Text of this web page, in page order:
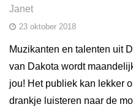
Janet
23 oktober 2018
Muzikanten en talenten uit
van Dakota wordt
jou! Het publiek kan lekker
drankje luisteren naar de